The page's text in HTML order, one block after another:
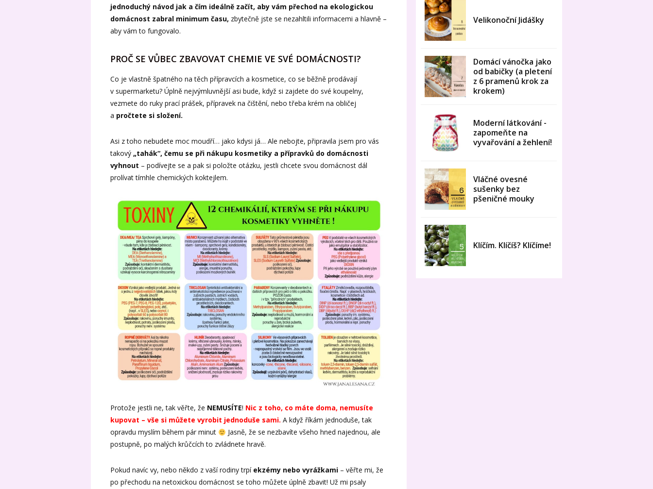
jednoduchý návod jak a čím ideálně začít, aby vám přechod na ekologickou
domácnost zabral minimum času, zbytečně jste se nezahltili informacemi a hlavně –
aby vám to fungovalo.
PROČ SE VŮBEC ZBAVOVAT CHEMIE VE SVÉ DOMÁCNOSTI?
Co je vlastně špatného na těch přípravcích a kosmetice, co se běžně prodávají
v supermarketu? Úplně nejvýmluvnější asi bude, když si zajdete do své koupelny,
vezmete do ruky prací prášek, přípravek na čištění, nebo třeba krém na obličej
a pročtete si složení.
Asi z toho nebudete moc moudří… jako kdysi já… Ale nebojte, připravila jsem pro vás
takový „tahák“, čemu se při nákupu kosmetiky a přípravků do domácnosti
vyhnout – podívejte se a pak si položte otázku, jestli chcete svou domácnost dál
prolívat tímhle chemických koktejlem.
Protože jestli ne, tak věřte, že NEMUSÍTE! Nic z toho, co máte doma, nemusíte
kupovat – vše si můžete vyrobit jednoduše sami. A když říkám jednoduše, tak
opravdu myslím během pár minut
Jasně, že se nezbavíte všeho hned najednou, ale
postupně, po malých krůčcích to zvládnete hravě.
Pokud navíc vy, nebo někdo z vaší rodiny trpí ekzémy nebo vyrážkami – věřte mi, že
po přechodu na netoxickou domácnost se toho můžete úplně zbavit! Už mi psaly
Velikonoční Jidášky
Domácí vánočka jako
od babičky (a pletení
z 6 pramenů krok za
krokem)
Moderní látkování -
zapomeňte na
vyvařování a žehlení!
Vláčné ovesné
sušenky bez
pšeničné mouky
Klíčím. Klíčíš? Klíčíme!